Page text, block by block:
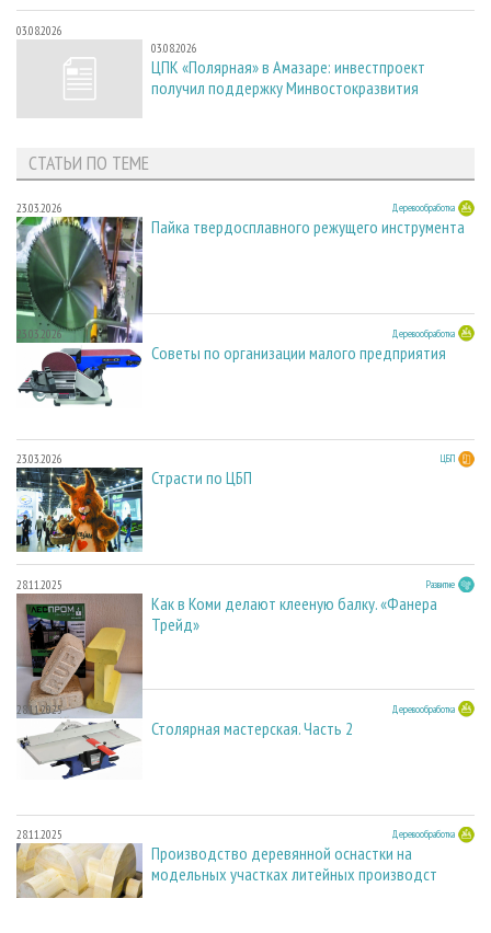
03.08.2026
03.08.2026
ЦПК «Полярная» в Амазаре: инвестпроект
получил поддержку Минвостокразвития
СТАТЬИ ПО ТЕМЕ
23.03.2026 Деревообработка
Пайка твердосплавного режущего инструмента
23.03.2026 Деревообработка
Советы по организации малого предприятия
23.03.2026 ЦБП
Страсти по ЦБП
28.11.2025 Развитие
Как в Коми делают клееную балку. «Фанера
Трейд»
28.11.2025 Деревообработка
Столярная мастерская. Часть 2
28.11.2025 Деревообработка
Производство деревянной оснастки на
модельных участках литейных производст